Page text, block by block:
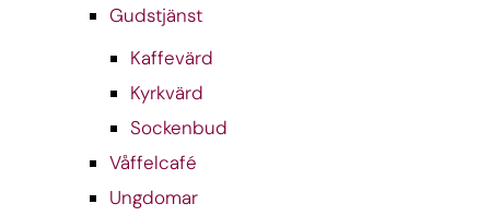
Gudstjänst
Kaffevärd
Kyrkvärd
Sockenbud
Våffelcafé
Ungdomar